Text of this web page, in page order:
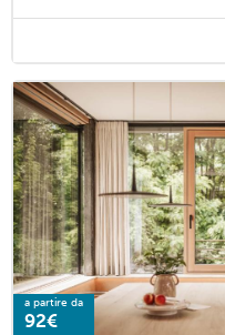
a partire da
92€